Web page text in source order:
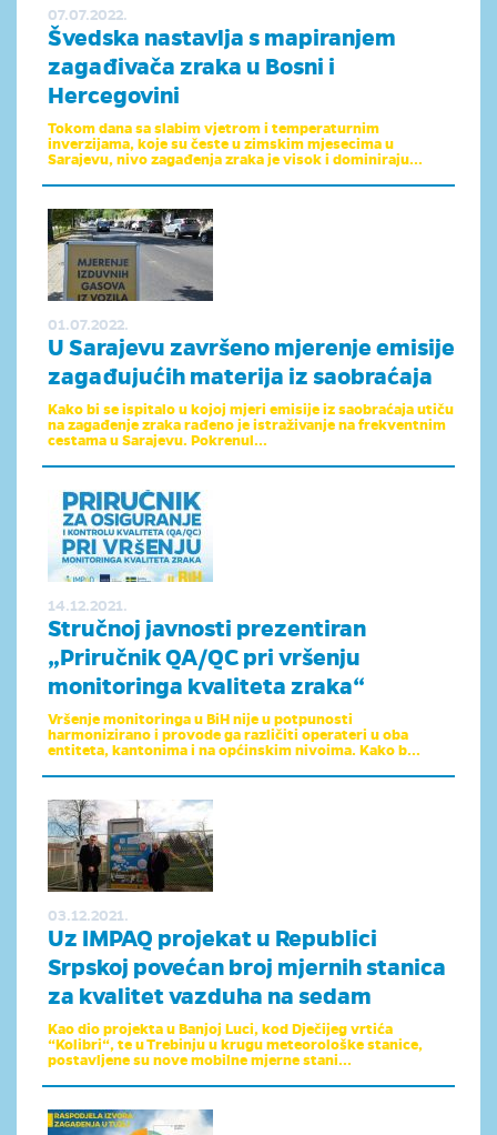
07.07.2022.
Švedska nastavlja s mapiranjem
zagađivača zraka u Bosni i
Hercegovini
Tokom dana sa slabim vjetrom i temperaturnim
inverzijama, koje su česte u zimskim mjesecima u
Sarajevu, nivo zagađenja zraka je visok i dominiraju...
01.07.2022.
U Sarajevu završeno mjerenje emisije
zagađujućih materija iz saobraćaja
Kako bi se ispitalo u kojoj mjeri emisije iz saobraćaja utiču
na zagađenje zraka rađeno je istraživanje na frekventnim
cestama u Sarajevu. Pokrenul...
14.12.2021.
Stručnoj javnosti prezentiran
„Priručnik QA/QC pri vršenju
monitoringa kvaliteta zraka“
Vršenje monitoringa u BiH nije u potpunosti
harmonizirano i provode ga različiti operateri u oba
entiteta, kantonima i na općinskim nivoima. Kako b...
03.12.2021.
Uz IMPAQ projekat u Republici
Srpskoj povećan broj mjernih stanica
za kvalitet vazduha na sedam
Kao dio projekta u Banjoj Luci, kod Dječijeg vrtića
“Kolibri“, te u Trebinju u krugu meteorološke stanice,
postavljene su nove mobilne mjerne stani...